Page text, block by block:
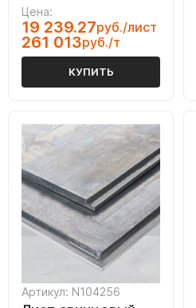
Цена:
19 239.27руб./лист
261 013руб./т
КУПИТЬ
Артикул: N104256